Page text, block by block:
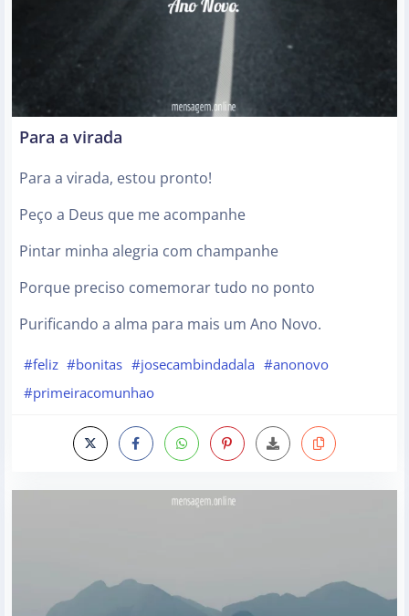
Para a virada
Para a virada, estou pronto!
Peço a Deus que me acompanhe
Pintar minha alegria com champanhe
Porque preciso comemorar tudo no ponto
Purificando a alma para mais um Ano Novo.
#feliz #bonitas #josecambindadala #anonovo
#primeiracomunhao